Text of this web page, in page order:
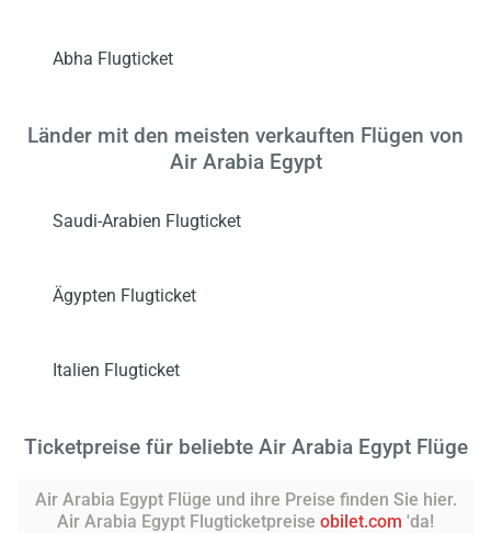
Abha Flugticket
Länder mit den meisten verkauften Flügen von
Air Arabia Egypt
Saudi-Arabien Flugticket
Ägypten Flugticket
Italien Flugticket
Ticketpreise für beliebte Air Arabia Egypt Flüge
Air Arabia Egypt Flüge und ihre Preise finden Sie hier.
Air Arabia Egypt Flugticketpreise obilet.com 'da!